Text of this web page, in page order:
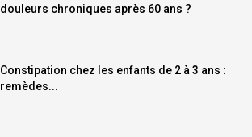
douleurs chroniques après 60 ans ?
Constipation chez les enfants de 2 à 3 ans :
remèdes...